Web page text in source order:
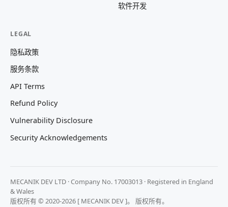
软件开发
LEGAL
隐私政策
服务条款
API Terms
Refund Policy
Vulnerability Disclosure
Security Acknowledgements
MECANIK DEV LTD · Company No. 17003013 · Registered in England
& Wales
版权所有 © 2020-2026 [ MECANIK DEV ]。 版权所有。